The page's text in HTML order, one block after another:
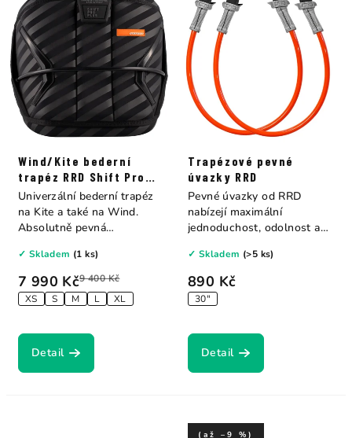
Wind/Kite bederní
trapéz RRD Shift Pro
Y27
7 990 Kč9 400 Kč
XS S M L XL
✓ Skladem (1 ks)
Detail
Univerzální bederní trapéz
na Kite a také na Wind.
Absolutně pevná
Trapézové pevné
úvazky RRD
890 Kč
30"
✓ Skladem (>5 ks)
Detail
Pevné úvazky od RRD
nabízejí maximální
jednoduchost, odolnost a
(až –9 %)